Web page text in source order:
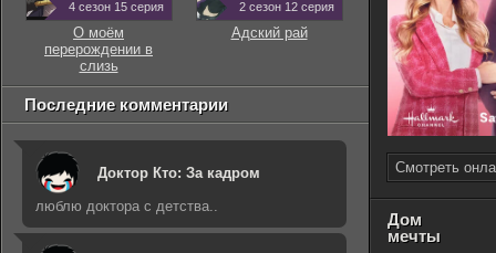
Смотреть
Дом
мечты
4 сезон 15 серия
О моём
перерождении в
слизь
2 сезон 12 серия
Адский рай
Последние комментарии
Доктор Кто: За кадром
люблю доктора с детства..